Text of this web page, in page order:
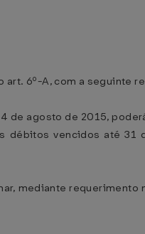
art. 6º-A, com a seguinte
agosto de 2015,
débitos vencidos até
mediante